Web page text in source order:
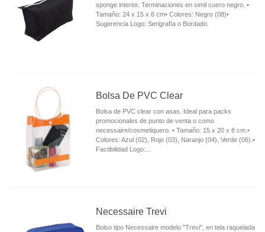
sponge interior. Terminaciones en simil cuero negro. •
Tamaño: 24 x 15 x 8 cm• Colores: Negro (08)•
Sugerencia Logo: Serigrafía o Bordado.
Bolsa De PVC Clear
Bolsa de PVC clear con asas. Ideal para packs
promocionales de punto de venta o como
necessaire/cosmetiquero. • Tamaño: 15 x 20 x 8 cm.•
Colores: Azul (02), Rojo (03), Naranjo (04), Verde (06).•
Factibilidad Logo:...
Necessaire Trevi
Bolso tipo Necessaire modelo "Trevi", en tela raquelada